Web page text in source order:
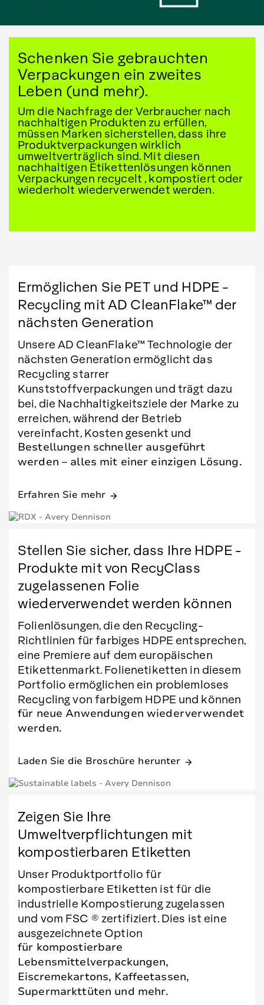
Schenken Sie gebrauchten
Verpackungen ein zweites
Leben (und mehr).
Um die Nachfrage der Verbraucher nach
nachhaltigen Produkten zu erfüllen,
müssen Marken sicherstellen, dass ihre
Produktverpackungen wirklich
umweltverträglich sind. Mit diesen
nachhaltigen Etikettenlösungen können
Verpackungen recycelt , kompostiert oder
wiederholt wiederverwendet werden.
Ermöglichen Sie PET und HDPE -
Recycling mit AD CleanFlake™ der
nächsten Generation
Unsere AD CleanFlake™ Technologie der
nächsten Generation ermöglicht das
Recycling starrer
Kunststoffverpackungen und trägt dazu
bei, die Nachhaltigkeitsziele der Marke zu
erreichen, während der Betrieb
vereinfacht, Kosten gesenkt und
Bestellungen schneller ausgeführt
werden – alles mit einer einzigen Lösung.
Erfahren Sie mehr arrow_forward
Stellen Sie sicher, dass Ihre HDPE -
Produkte mit von RecyClass
zugelassenen Folie
wiederverwendet werden können
Folienlösungen, die den Recycling-
Richtlinien für farbiges HDPE entsprechen,
eine Premiere auf dem europäischen
Etikettenmarkt. Folienetiketten in diesem
Portfolio ermöglichen ein problemloses
Recycling von farbigem HDPE und können
für neue Anwendungen wiederverwendet
werden.
Laden Sie die Broschüre herunter arrow_forward
Zeigen Sie Ihre
Umweltverpflichtungen mit
kompostierbaren Etiketten
Unser Produktportfolio für
kompostierbare Etiketten ist für die
industrielle Kompostierung zugelassen
und vom FSC ® zertifiziert. Dies ist eine
ausgezeichnete Option
für kompostierbare
Lebensmittelverpackungen,
Eiscremekartons, Kaffeetassen,
Supermarkttüten und mehr.